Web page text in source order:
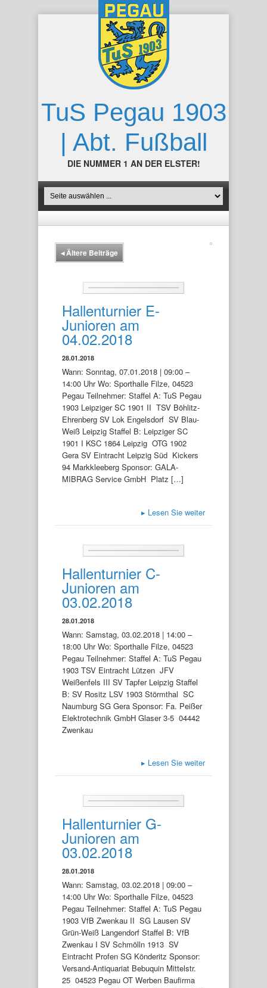
TuS Pegau 1903
| Abt. Fußball
DIE NUMMER 1 AN DER ELSTER!
◂Ältere Beiträge
Hallenturnier E-
Junioren am
04.02.2018
28.01.2018
Wann: Sonntag, 07.01.2018 | 09:00 –
14:00 Uhr Wo: Sporthalle Filze, 04523
Pegau Teilnehmer: Staffel A: TuS Pegau
1903 Leipziger SC 1901 II TSV Böhlitz-
Ehrenberg SV Lok Engelsdorf SV Blau-
Weiß Leipzig Staffel B: Leipziger SC
1901 I KSC 1864 Leipzig OTG 1902
Gera SV Eintracht Leipzig Süd Kickers
94 Markkleeberg Sponsor: GALA-
MIBRAG Service GmbH Platz […]
▸ Lesen Sie weiter
Hallenturnier C-
Junioren am
03.02.2018
28.01.2018
Wann: Samstag, 03.02.2018 | 14:00 –
18:00 Uhr Wo: Sporthalle Filze, 04523
Pegau Teilnehmer: Staffel A: TuS Pegau
1903 TSV Eintracht Lützen JFV
Weißenfels III SV Tapfer Leipzig Staffel
B: SV Rositz LSV 1903 Störmthal SC
Naumburg SG Gera Sponsor: Fa. Peißer
Elektrotechnik GmbH Glaser 3-5 04442
Zwenkau
▸ Lesen Sie weiter
Hallenturnier G-
Junioren am
03.02.2018
28.01.2018
Wann: Samstag, 03.02.2018 | 09:00 –
14:00 Uhr Wo: Sporthalle Filze, 04523
Pegau Teilnehmer: Staffel A: TuS Pegau
1903 VfB Zwenkau II SG Lausen SV
Grün-Weiß Langendorf Staffel B: VfB
Zwenkau I SV Schmölln 1913 SV
Eintracht Profen SG Könderitz Sponsor:
Versand-Antiquariat Bebuquin Mittelstr.
25 04523 Pegau OT Werben Baufirma